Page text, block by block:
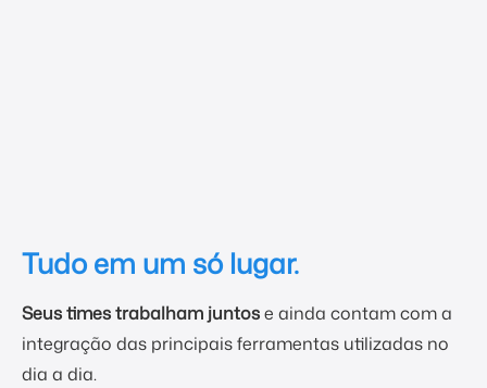
Tudo em um só lugar.
Seus times trabalham juntose ainda contam com a
integração das principais ferramentas utilizadas no
dia a dia.